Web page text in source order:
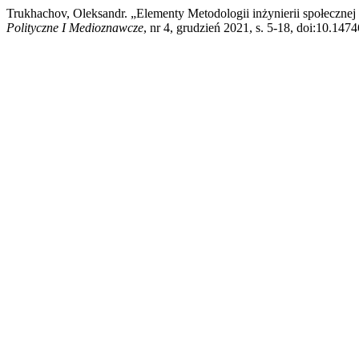
Trukhachov, Oleksandr. „Elementy Metodologii inżynierii
Polityczne I Medioznawcze, nr 4, grudzień 2021, s. 5-18,